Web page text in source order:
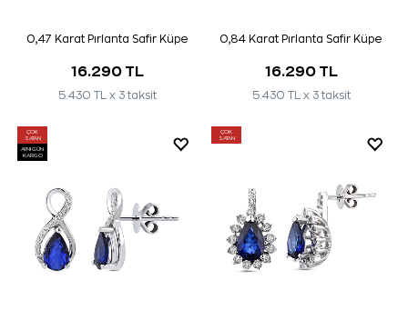
0,47 Karat Pırlanta Safir Küpe
16.290 TL
5.430 TL x 3 taksit
0,84 Karat Pırlanta Safir Küpe
16.290 TL
5.430 TL x 3 taksit
ÇOK
SATAN
AYNI GÜN
KARGO
ÇOK
SATAN